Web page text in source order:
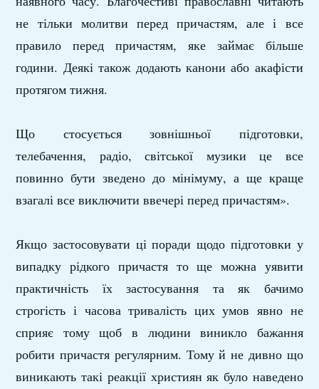
не тільки молитви перед причастям, але і все
правило перед причастям, яке займає більше
години. Деякі також додають канони або акафісти
протягом тижня.
Що стосується зовнішньої підготовки,
телебачення, радіо, світської музики це все
повинно бути зведено до мінімуму, а ще краще
взагалі все виключити ввечері перед причастям».
Якщо застосовувати ці поради щодо підготовки у
випадку рідкого причастя то ще можна уявити
практичність їх застосування та як бачимо
строгість і часова тривалість цих умов явно не
сприяє тому щоб в людини виникло бажання
робити причастя регулярним. Тому й не дивно що
виникають такі реакції християн як було наведено